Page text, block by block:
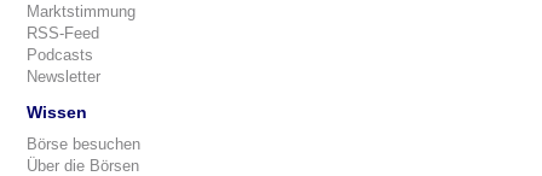
Marktstimmung
RSS-Feed
Podcasts
Newsletter
Wissen
Börse besuchen
Über die Börsen